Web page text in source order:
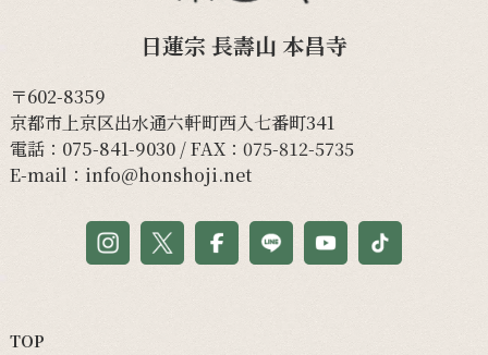
日蓮宗 長壽山 本昌寺
〒602-8359
京都市上京区出水通六軒町西入七番町341
電話： 075-841-9030/ FAX：075-812-5735
E-mail： info@honshoji.net
TOP